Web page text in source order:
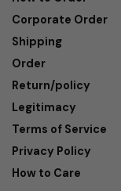
Corporate Order
Shipping
Order
Return/policy
Legitimacy
Terms of Service
Privacy Policy
How to Care